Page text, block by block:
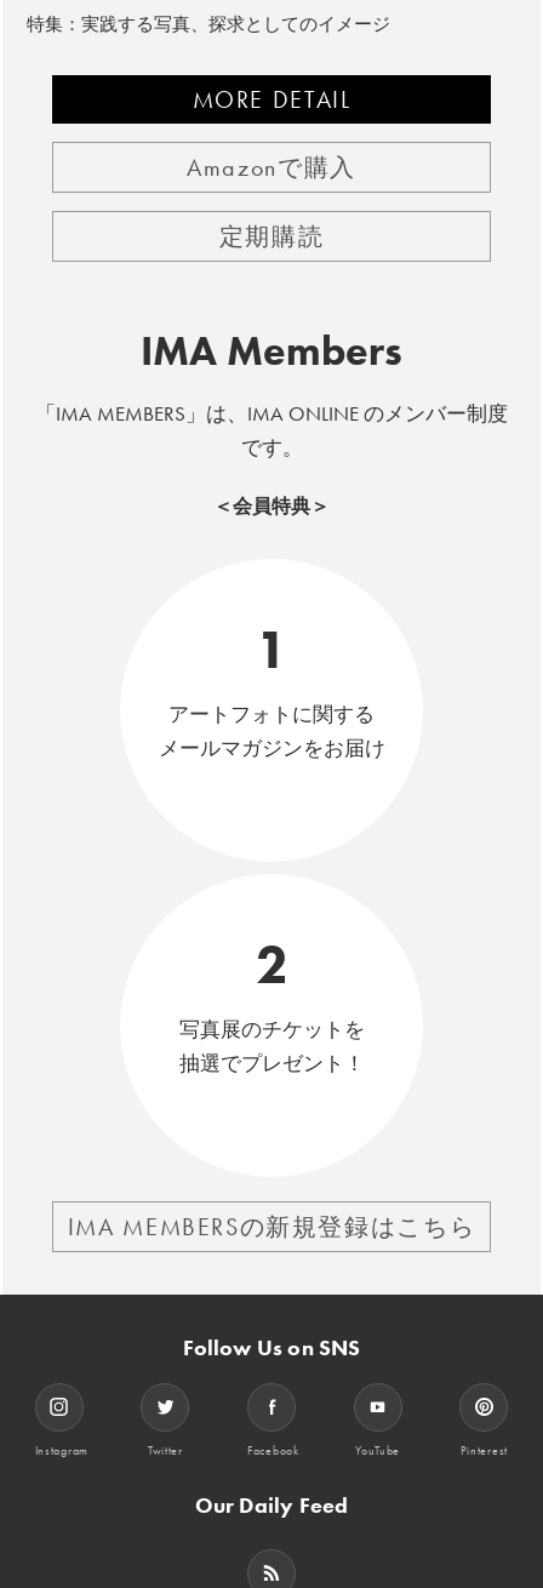
特集：実践する写真、探求としてのイメージ
MORE DETAIL
Amazonで購入
定期購読
IMA Members
「IMA MEMBERS」は、IMA ONLINE のメンバー制度
です。
＜会員特典＞
1
アートフォトに関する
メールマガジンをお届け
2
写真展のチケットを
抽選でプレゼント！
IMA MEMBERSの新規登録はこちら
Follow Us on SNS
Instagram Twitter Facebook YouTube Pinterest
Our Daily Feed